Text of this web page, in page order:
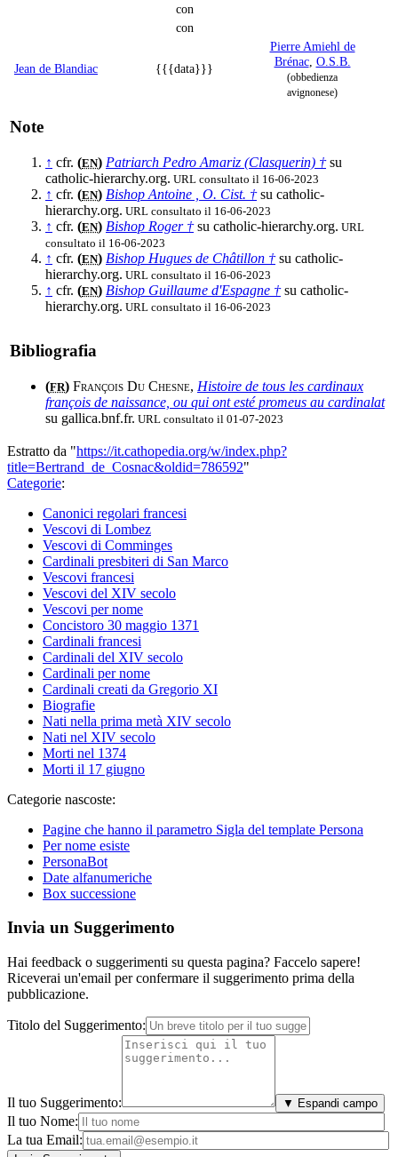
con
con
Jean de Blandiac {{{data}}}
Pierre Amiehl de
Brénac, O.S.B.
(obbedienza
avignonese)
Note
↑ cfr. (EN) Patriarch Pedro Amariz (Clasquerin) † su
catholic-hierarchy.org. URL consultato il 16-06-2023
↑ cfr. (EN) Bishop Antoine , O. Cist. † su catholic-
hierarchy.org. URL consultato il 16-06-2023
↑ cfr. (EN) Bishop Roger † su catholic-hierarchy.org. URL
consultato il 16-06-2023
↑ cfr. (EN) Bishop Hugues de Châtillon † su catholic-
hierarchy.org. URL consultato il 16-06-2023
↑ cfr. (EN) Bishop Guillaume d'Espagne † su catholic-
hierarchy.org. URL consultato il 16-06-2023
Bibliografia
(FR) François Du Chesne, Histoire de tous les cardinaux
françois de naissance, ou qui ont esté promeus au cardinalat
su gallica.bnf.fr. URL consultato il 01-07-2023
Estratto da "https://it.cathopedia.org/w/index.php?
title=Bertrand_de_Cosnac&oldid=786592"
Categorie:
Canonici regolari francesi
Vescovi di Lombez
Vescovi di Comminges
Cardinali presbiteri di San Marco
Vescovi francesi
Vescovi del XIV secolo
Vescovi per nome
Concistoro 30 maggio 1371
Cardinali francesi
Cardinali del XIV secolo
Cardinali per nome
Cardinali creati da Gregorio XI
Biografie
Nati nella prima metà XIV secolo
Nati nel XIV secolo
Morti nel 1374
Morti il 17 giugno
Categorie nascoste:
Pagine che hanno il parametro Sigla del template Persona
Per nome esiste
PersonaBot
Date alfanumeriche
Box successione
Invia un Suggerimento
Hai feedback o suggerimenti su questa pagina? Faccelo sapere!
Riceverai un'email per confermare il suggerimento prima della
pubblicazione.
Titolo del Suggerimento:
Il tuo Suggerimento: ▼ Espandi campo
Il tuo Nome:
La tua Email: